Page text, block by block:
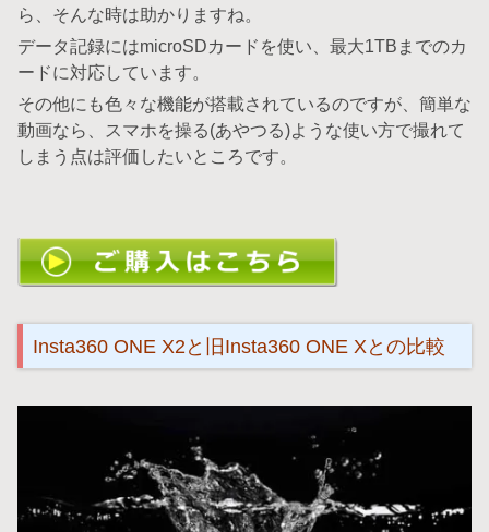
ら、そんな時は助かりますね。
データ記録にはmicroSDカードを使い、最大1TBまでのカ
ードに対応しています。
その他にも色々な機能が搭載されているのですが、簡単な
動画なら、スマホを操る(あやつる)ような使い方で撮れて
しまう点は評価したいところです。
Insta360 ONE X2と旧Insta360 ONE Xとの比較